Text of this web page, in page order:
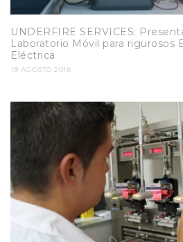
UNDERFIRE SERVICES:
Laboratorio Móvil para rigurosos
Eléctrica
19 AGOSTO 2018